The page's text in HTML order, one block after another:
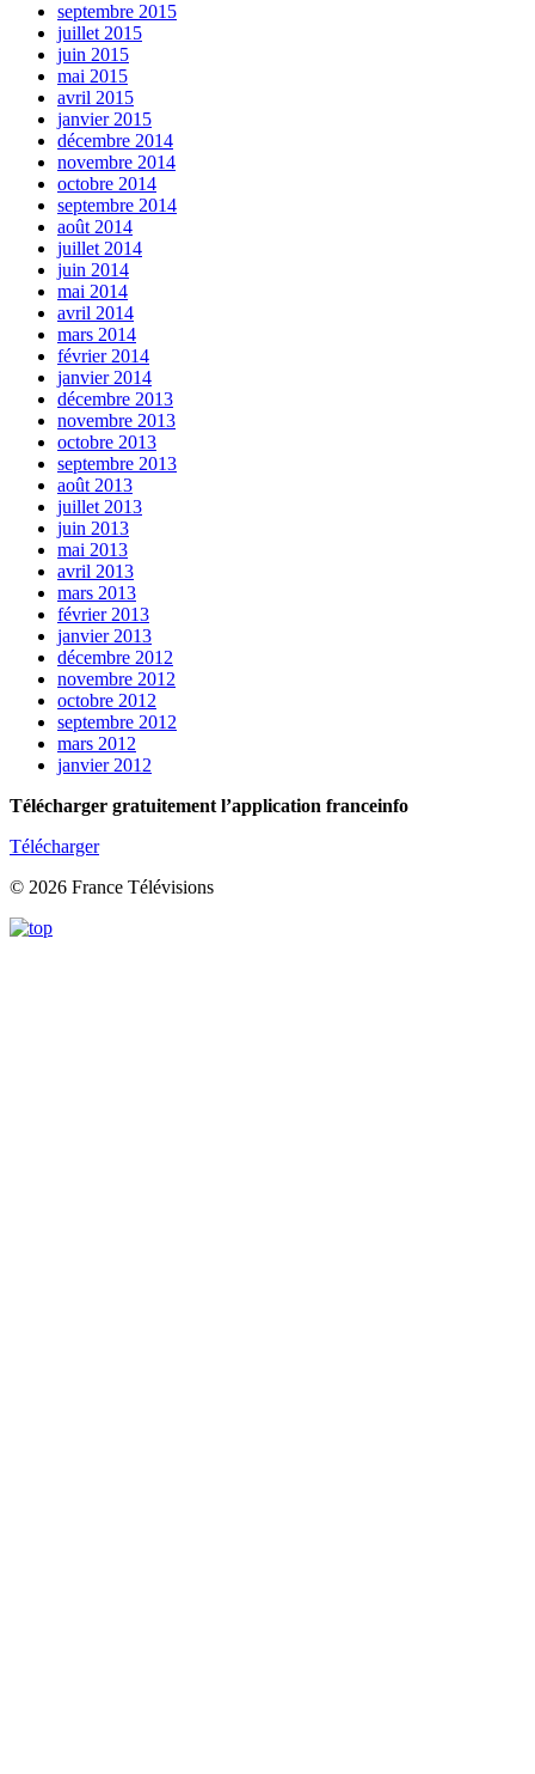
septembre 2015
juillet 2015
juin 2015
mai 2015
avril 2015
janvier 2015
décembre 2014
novembre 2014
octobre 2014
septembre 2014
août 2014
juillet 2014
juin 2014
mai 2014
avril 2014
mars 2014
février 2014
janvier 2014
décembre 2013
novembre 2013
octobre 2013
septembre 2013
août 2013
juillet 2013
juin 2013
mai 2013
avril 2013
mars 2013
février 2013
janvier 2013
décembre 2012
novembre 2012
octobre 2012
septembre 2012
mars 2012
janvier 2012
Télécharger gratuitement l’application franceinfo
Télécharger
© 2026 France Télévisions